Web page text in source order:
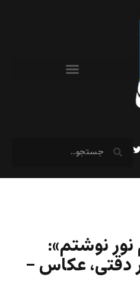
نوشتم»:
دقتی، عکاس –